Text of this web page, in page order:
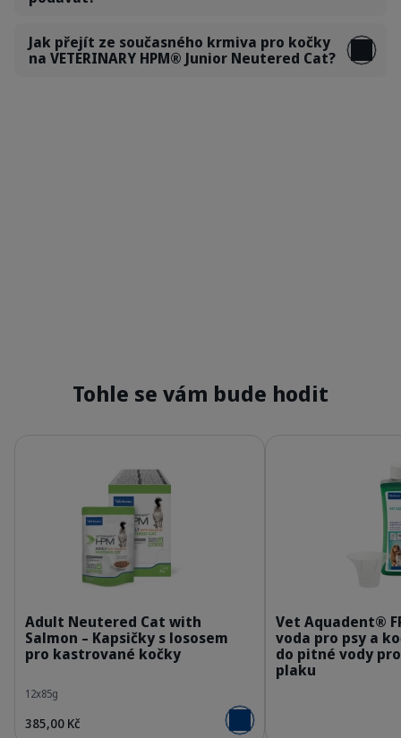
Jak přejít ze současného krmiva pro kočky
na VETERINARY HPM® Junior Neutered Cat?
Tohle se vám bude hodit
Adult Neutered Cat with
Salmon – Kapsičky s lososem
pro kastrované kočky
12x85g
385,00 Kč Přidat do košíku
Vet Aquadent®
voda pro psy a
do pitné vody
plaku